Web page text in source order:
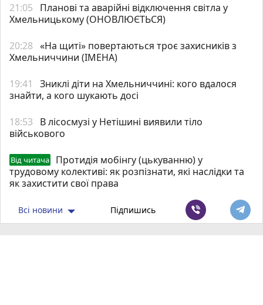
21:05
Планові та аварійні відключення світла у
Хмельницькому (ОНОВЛЮЄТЬСЯ)
20:28 «На щиті» повертаються троє захисників з
Хмельниччини (ІМЕНА)
19:41
Зниклі діти на Хмельниччині: кого вдалося
знайти, а кого шукають досі
18:53
В лісосмузі у Нетішині виявили тіло
військового
Від читача
Протидія мобінгу (цькуванню) у
трудовому колективі: як розпізнати, які наслідки та
як захистити свої права
Всі новини Підпишись